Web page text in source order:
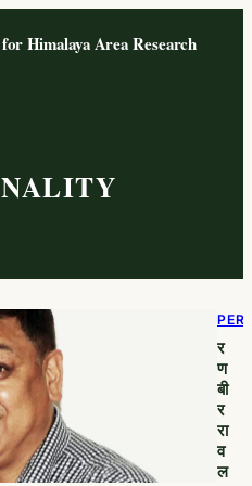
Himalaya Area Research
र
ण
बी
र
रा
व
ल